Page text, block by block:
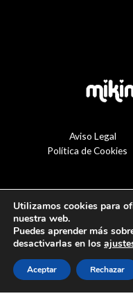
Aviso Legal
Política de Cookies
Utilizamos cookies para
nuestra web.
Puedes aprender más
desactivarlas en los
Aceptar Rechazar